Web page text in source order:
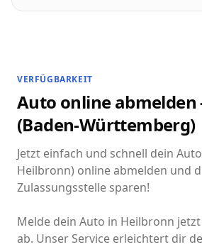
VERFÜGBARKEIT
Auto online abmelden
(Baden-Württemberg)
Jetzt einfach und schnell dein
Heilbronn) online abmelden und
Zulassungsstelle sparen!
Melde dein Auto in Heilbronn
ab. Unser Service erleichtert dir